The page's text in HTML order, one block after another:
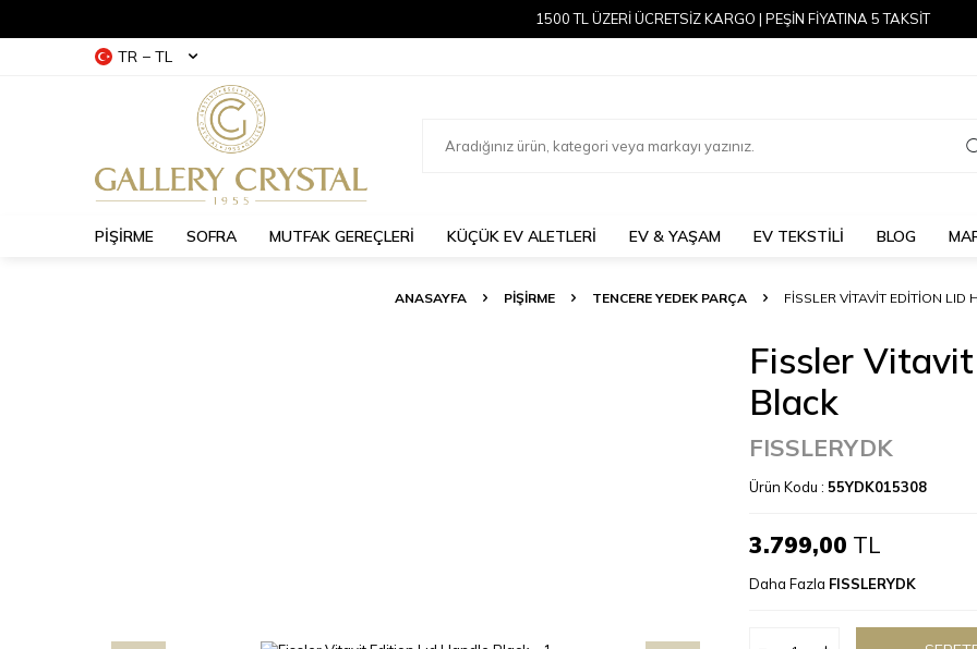
1500 TL ÜZERİ ÜCRETSİZ KARGO | PEŞİN FİYATINA 5 TAKSİT
TR − TL
PİŞİRME SOFRA MUTFAK GEREÇLERİ KÜÇÜK EV ALETLERİ EV & YAŞAM EV TEKSTİLİ BLOG
ANASAYFA PİŞİRME TENCERE YEDEK PARÇA FISSLER VITAVIT EDITION LID
Fissler
Black
FISSLERYDK
Ürün Kodu : 55YDK015308
3.799,00 TL
Daha Fazla FISSLERYDK